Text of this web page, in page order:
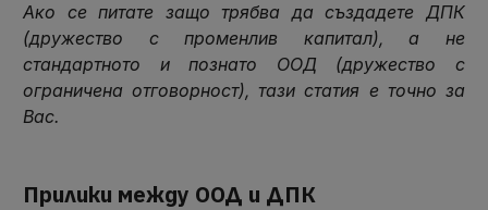
Ако се питате защо трябва да създадете ДПК
(дружество с променлив капитал), а не
стандартното и познато ООД (дружество с
ограничена отговорност), тази статия е точно за
Вас.
Прилики между ООД и ДПК